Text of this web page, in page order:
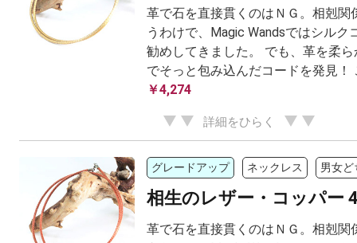
革で石を直接貫くのはＮＧ。相剋関
うわけで、Magic Wandsではシルク
勧めしてきました。 でも、革を柔
でそっと包み込んだコードを発見！
￥4,274
詳細をひらく
グレードアップ ネックレス 男女ど
相生のレザー・コッパー
革で石を直接貫くのはＮＧ。相剋関